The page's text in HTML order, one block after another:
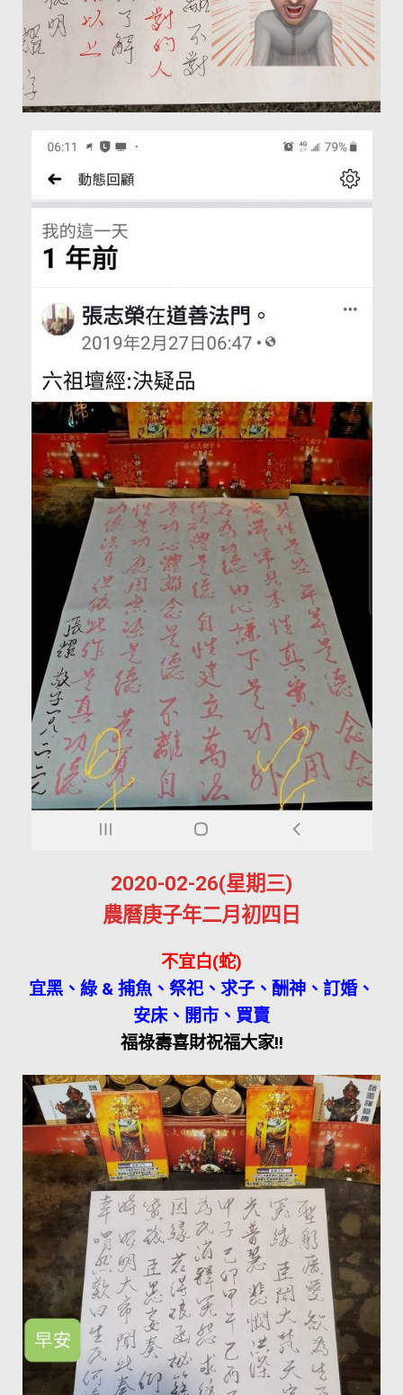
2020-02-26(星期三)
農曆庚子年二月初四日
不宜白(蛇)
宜黑、綠 & 捕魚、祭祀、求子、酬神、訂婚、
安床、開市、買賣
福祿壽喜財祝福大家!!